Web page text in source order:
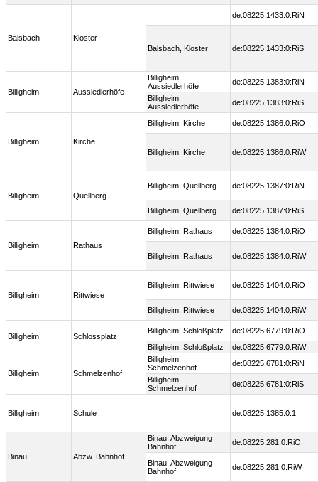
Balsbach Kloster
de:08225:1433:0:RiN
Balsbach, Kloster de:08225:1433:0:RiS
Billigheim Aussiedlerhöfe
Billigheim,
Aussiedlerhöfe
de:08225:1383:0:RiN
Billigheim,
Aussiedlerhöfe
de:08225:1383:0:RiS
Billigheim Kirche
Billigheim, Kirche de:08225:1386:0:RiO
Billigheim, Kirche de:08225:1386:0:RiW
Billigheim Quellberg
Billigheim, Quellberg de:08225:1387:0:RiN
Billigheim, Quellberg de:08225:1387:0:RiS
Billigheim Rathaus
Billigheim, Rathaus de:08225:1384:0:RiO
Billigheim, Rathaus de:08225:1384:0:RiW
Billigheim Rittwiese
Billigheim, Rittwiese de:08225:1404:0:RiO
Billigheim, Rittwiese de:08225:1404:0:RiW
Billigheim Schlossplatz
Billigheim, Schloßplatz
de:08225:6779:0:RiO
Billigheim, Schloßplatz
de:08225:6779:0:RiW
Billigheim Schmelzenhof
Billigheim,
Schmelzenhof
de:08225:6781:0:RiN
Billigheim,
Schmelzenhof
de:08225:6781:0:RiS
Billigheim Schule de:08225:1385:0:1
Binau Abzw. Bahnhof
Binau, Abzweigung
Bahnhof
de:08225:281:0:RiO
Binau, Abzweigung
Bahnhof
de:08225:281:0:RiW